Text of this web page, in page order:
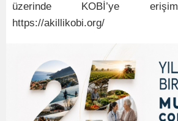
üzerinde KOBİ’ye erişim
https://akillikobi.org/